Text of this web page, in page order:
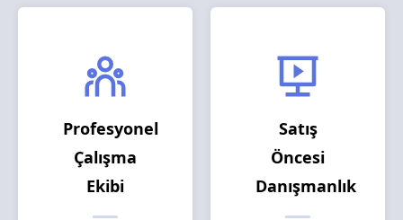
Profesyonel
Çalışma
Ekibi
Satış
Öncesi
Danışmanlık